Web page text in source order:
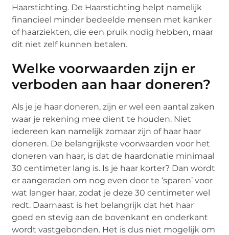
Haarstichting. De Haarstichting helpt namelijk
financieel minder bedeelde mensen met kanker
of haarziekten, die een pruik nodig hebben, maar
dit niet zelf kunnen betalen.
Welke voorwaarden zijn er
verboden aan haar doneren?
Als je je haar doneren, zijn er wel een aantal zaken
waar je rekening mee dient te houden. Niet
iedereen kan namelijk zomaar zijn of haar haar
doneren. De belangrijkste voorwaarden voor het
doneren van haar, is dat de haardonatie minimaal
30 centimeter lang is. Is je haar korter? Dan wordt
er aangeraden om nog even door te ‘sparen’ voor
wat langer haar, zodat je deze 30 centimeter wel
redt. Daarnaast is het belangrijk dat het haar
goed en stevig aan de bovenkant en onderkant
wordt vastgebonden. Het is dus niet mogelijk om